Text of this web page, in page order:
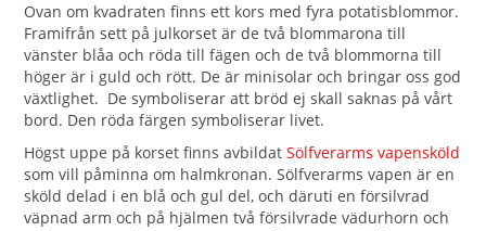
Ovan om kvadraten finns ett kors med fyra potatisblommor.
Framifrån sett på julkorset är de två blommarona till
vänster blåa och röda till fägen och de två blommorna till
höger är i guld och rött. De är minisolar och bringar oss god
växtlighet. De symboliserar att bröd ej skall saknas på vårt
bord. Den röda färgen symboliserar livet.
Högst uppe på korset finns avbildatSölfverarms vapensköld
som vill påminna om halmkronan. Sölfverarms vapen är en
sköld delad i en blå och gul del, och däruti en försilvrad
väpnad arm och på hjälmen två försilvrade vädurhorn och